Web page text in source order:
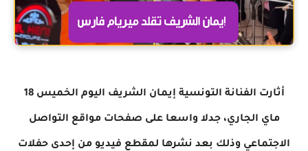
أثارت الفنانة التونسية إيمان الشريف اليوم الخميس 18
ماي الجاري، جدلا واسعا على صفحات مواقع التواصل
الاجتماعي وذلك بعد نشرها لمقطع فيديو من إحدى حفلات